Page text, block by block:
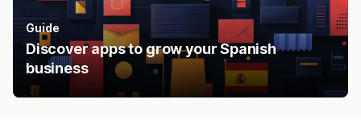
Guide
Discover apps to grow your Spanish
business